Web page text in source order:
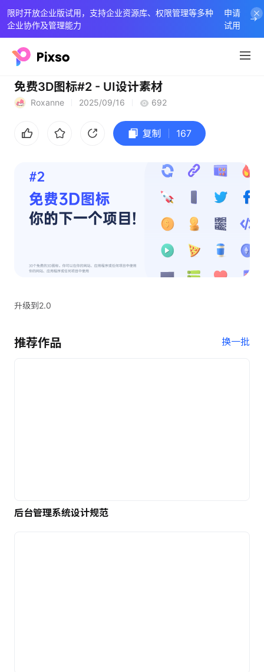
限时开放企业版试用，支持企业资源库、权限管理等多种
企业协作及管理能力
申请
试用
免费3D图标#2 - UI设计素材
Roxanne 2025/09/16 692
复制 167
升级到2.0
推荐作品 换一批
后台管理系统设计规范